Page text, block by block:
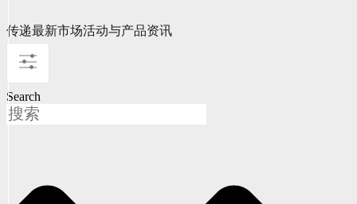
传递最新市场活动与产品资讯
Search